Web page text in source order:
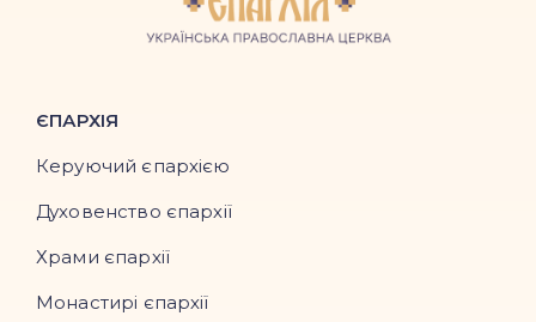
ЄПАРХІЯ
Керуючий єпархією
Духовенство єпархії
Храми єпархії
Монастирі єпархії